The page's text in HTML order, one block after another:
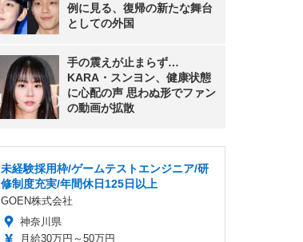
例に見る、復帰の新たな舞台
としての外国
手の震えが止まらず…
KARA・スンヨン、健康状態
に心配の声 思わぬ形でファン
の動画が拡散
未経験採用枠/ゲームテストエンジニア/研
修制度充実/年間休日125日以上
GOEN株式会社
神奈川県
月給30万円～50万円